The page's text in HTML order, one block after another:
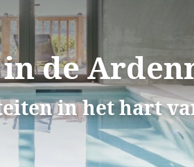
de
in het hart